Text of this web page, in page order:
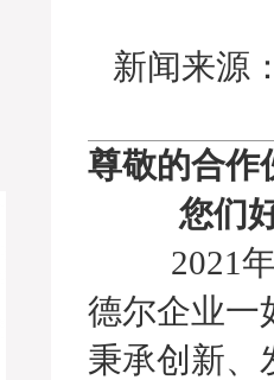
新闻来源
尊敬的合作
您们好
2021年
德尔企业一
秉承创新、